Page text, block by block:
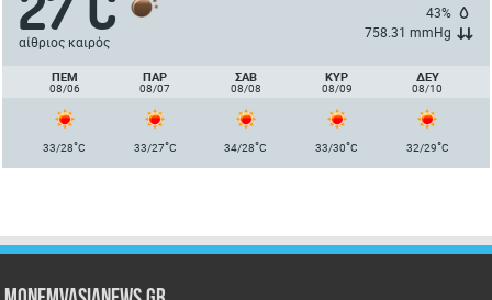
αίθριος καιρός
43%
758.31 mmHg
ΠΈΜ
08/06
ΠΑΡ
08/07
ΣΑΒ
08/08
ΚΥΡ
08/09
ΔΕΥ
08/10
33/28°C 33/27°C 34/28°C 33/30°C 32/29°C